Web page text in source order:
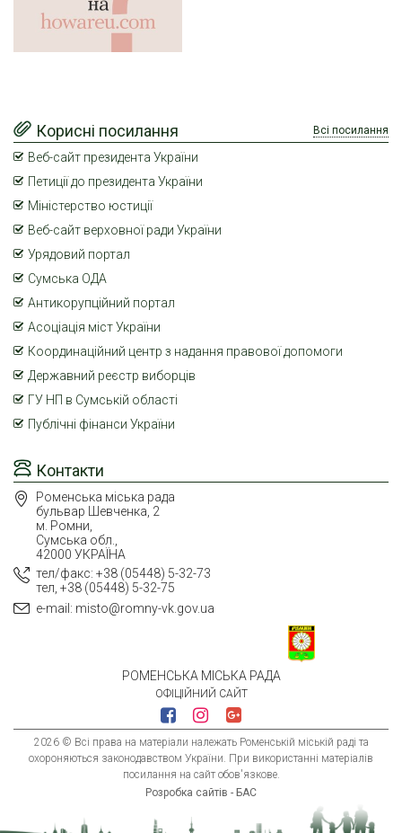
РОМЕНСЬКА МІСЬКА РАДА
ОФІЦІЙНИЙ САЙТ
2026 © Всі права на матеріали належать Роменській міській раді та
охороняються законодавством України. При використанні матеріалів
посилання на сайт обов'язкове.
Розробка сайтів - БАС
Контакти
Роменська міська рада
бульвар Шевченка, 2
м. Ромни,
Сумська обл.,
42000 УКРАЇНА
тел/факс: +38 (05448) 5-32-73
тел, +38 (05448) 5-32-75
e-mail: misto@romny-vk.gov.ua
Корисні посилання Всі посилання
Веб-сайт президента України
Петиції до президента України
Міністерство юстиції
Веб-сайт верховної ради України
Урядовий портал
Сумська ОДА
Антикорупційний портал
Асоціація міст України
Координаційний центр з надання правової допомоги
Державний реєстр виборців
ГУ НП в Сумській області
Публічні фінанси України